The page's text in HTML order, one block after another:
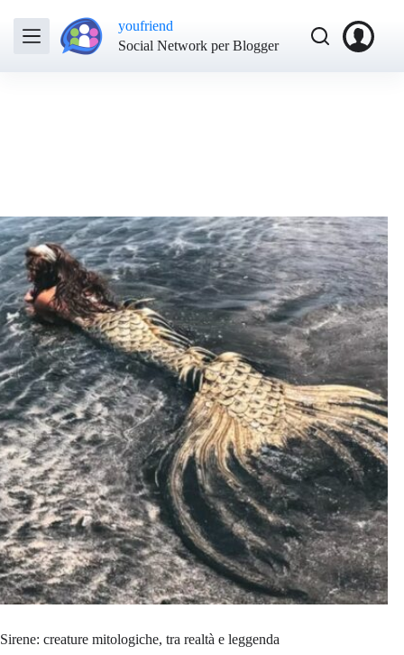
youfriend
Social Network per Blogger
Sirene: creature mitologiche, tra realtà e leggenda